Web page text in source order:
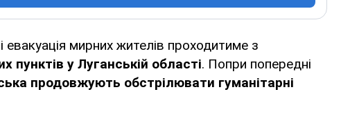
евакуація мирних жителів проходитиме з
пунктів у Луганській області. Попри попередні
продовжують обстрілювати гуманітарні